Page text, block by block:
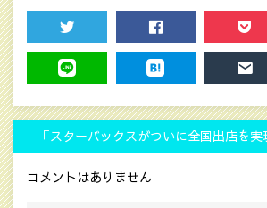
TWEET SHARE POCKET
「スターバックスがついに全国出店を
コメントはありません